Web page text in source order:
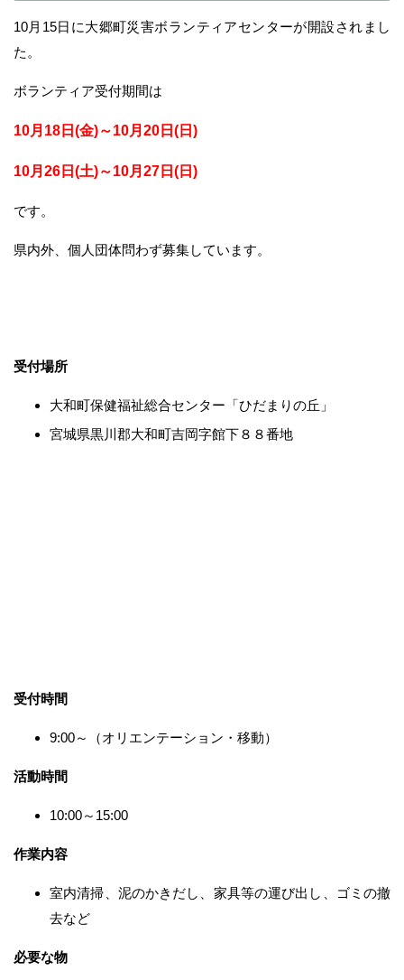
10月15日に大郷町災害ボランティアセンターが開設されまし
た。
ボランティア受付期間は
10月18日(金)～10月20日(日)
10月26日(土)～10月27日(日)
です。
県内外、個人団体問わず募集しています。
受付場所
大和町保健福祉総合センター「ひだまりの丘」
宮城県黒川郡大和町吉岡字館下８８番地
受付時間
9:00～（オリエンテーション・移動）
活動時間
10:00～15:00
作業内容
室内清掃、泥のかきだし、家具等の運び出し、ゴミの撤
去など
必要な物